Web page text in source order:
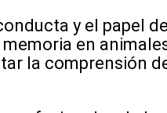
y el papel
en
la comprensión